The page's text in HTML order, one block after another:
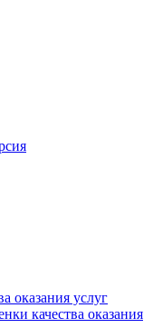
оказания услуг
качества оказания